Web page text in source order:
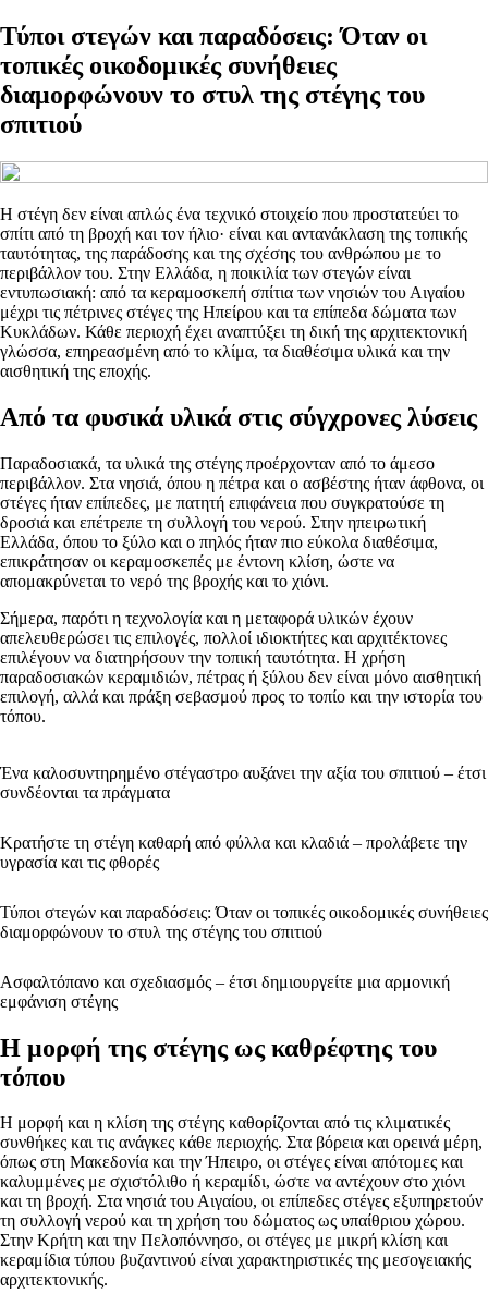
Τύποι στεγών και παραδόσεις: Όταν οι
τοπικές οικοδομικές συνήθειες
διαμορφώνουν το στυλ της στέγης του
σπιτιού
Η στέγη δεν είναι απλώς ένα τεχνικό στοιχείο που προστατεύει το
σπίτι από τη βροχή και τον ήλιο· είναι και αντανάκλαση της τοπικής
ταυτότητας, της παράδοσης και της σχέσης του ανθρώπου με το
περιβάλλον του. Στην Ελλάδα, η ποικιλία των στεγών είναι
εντυπωσιακή: από τα κεραμοσκεπή σπίτια των νησιών του Αιγαίου
μέχρι τις πέτρινες στέγες της Ηπείρου και τα επίπεδα δώματα των
Κυκλάδων. Κάθε περιοχή έχει αναπτύξει τη δική της αρχιτεκτονική
γλώσσα, επηρεασμένη από το κλίμα, τα διαθέσιμα υλικά και την
αισθητική της εποχής.
Από τα φυσικά υλικά στις σύγχρονες λύσεις
Παραδοσιακά, τα υλικά της στέγης προέρχονταν από το άμεσο
περιβάλλον. Στα νησιά, όπου η πέτρα και ο ασβέστης ήταν άφθονα, οι
στέγες ήταν επίπεδες, με πατητή επιφάνεια που συγκρατούσε τη
δροσιά και επέτρεπε τη συλλογή του νερού. Στην ηπειρωτική
Ελλάδα, όπου το ξύλο και ο πηλός ήταν πιο εύκολα διαθέσιμα,
επικράτησαν οι κεραμοσκεπές με έντονη κλίση, ώστε να
απομακρύνεται το νερό της βροχής και το χιόνι.
Σήμερα, παρότι η τεχνολογία και η μεταφορά υλικών έχουν
απελευθερώσει τις επιλογές, πολλοί ιδιοκτήτες και αρχιτέκτονες
επιλέγουν να διατηρήσουν την τοπική ταυτότητα. Η χρήση
παραδοσιακών κεραμιδιών, πέτρας ή ξύλου δεν είναι μόνο αισθητική
επιλογή, αλλά και πράξη σεβασμού προς το τοπίο και την ιστορία του
τόπου.
Ένα καλοσυντηρημένο στέγαστρο αυξάνει την αξία του σπιτιού – έτσι
συνδέονται τα πράγματα
Κρατήστε τη στέγη καθαρή από φύλλα και κλαδιά – προλάβετε την
υγρασία και τις φθορές
Τύποι στεγών και παραδόσεις: Όταν οι τοπικές οικοδομικές συνήθειες
διαμορφώνουν το στυλ της στέγης του σπιτιού
Ασφαλτόπανο και σχεδιασμός – έτσι δημιουργείτε μια αρμονική
εμφάνιση στέγης
Η μορφή της στέγης ως καθρέφτης του
τόπου
Η μορφή και η κλίση της στέγης καθορίζονται από τις κλιματικές
συνθήκες και τις ανάγκες κάθε περιοχής. Στα βόρεια και ορεινά μέρη,
όπως στη Μακεδονία και την Ήπειρο, οι στέγες είναι απότομες και
καλυμμένες με σχιστόλιθο ή κεραμίδι, ώστε να αντέχουν στο χιόνι
και τη βροχή. Στα νησιά του Αιγαίου, οι επίπεδες στέγες εξυπηρετούν
τη συλλογή νερού και τη χρήση του δώματος ως υπαίθριου χώρου.
Στην Κρήτη και την Πελοπόννησο, οι στέγες με μικρή κλίση και
κεραμίδια τύπου βυζαντινού είναι χαρακτηριστικές της μεσογειακής
αρχιτεκτονικής.